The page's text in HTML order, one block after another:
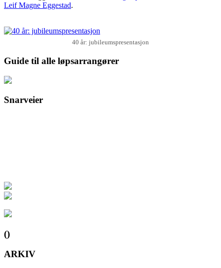
Leif Magne Eggestad.
40 år: jubileumspresentasjon
Guide til alle løpsarrangører
Snarveier
()
ARKIV